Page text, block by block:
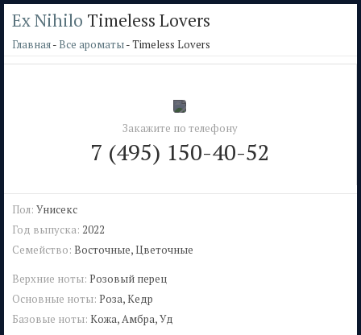
Ex Nihilo Timeless Lovers
Главная- Все ароматы- Timeless Lovers
Закажите по телефону
7 (495) 150-40-52
Пол: Унисекс
Год выпуска: 2022
Семейство: Восточные, Цветочные
Верхние ноты: Розовый перец
Основные ноты: Роза, Кедр
Базовые ноты: Кожа, Амбра, Уд